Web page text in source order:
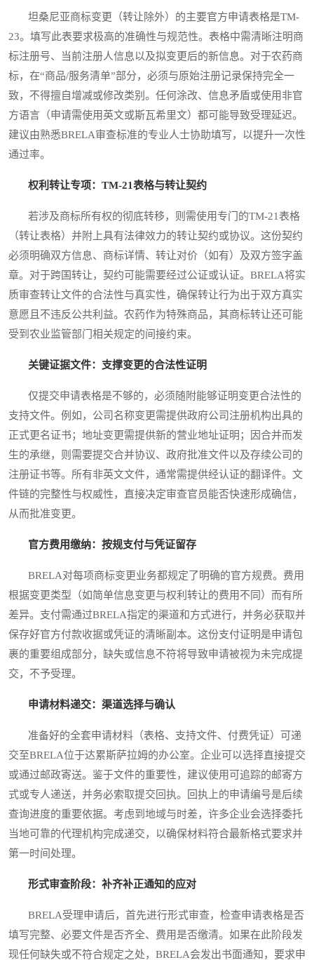
坦桑尼亚商标变更（转让除外）的主要官方申请表格是TM-
23。填写此表要求极高的准确性与规范性。表格中需清晰注明商
标注册号、当前注册人信息以及拟变更后的新信息。对于农药商
标，在“商品/服务清单”部分，必须与原始注册记录保持完全一
致，不得擅自增减或修改类别。任何涂改、信息矛盾或使用非官
方语言（申请需使用英文或斯瓦希里文）都可能导致受理延迟。
建议由熟悉BRELA审查标准的专业人士协助填写，以提升一次性
通过率。
权利转让专项：TM-21表格与转让契约
若涉及商标所有权的彻底转移，则需使用专门的TM-21表格
（转让表格）并附上具有法律效力的转让契约或协议。这份契约
必须明确双方信息、商标详情、转让对价（如有）及双方签字盖
章。对于跨国转让，契约可能需要经过公证或认证。BRELA将实
质审查转让文件的合法性与真实性，确保转让行为出于双方真实
意愿且不违反公共利益。农药作为特殊商品，其商标转让还可能
受到农业监管部门相关规定的间接约束。
关键证据文件：支撑变更的合法性证明
仅提交申请表格是不够的，必须随附能够证明变更合法性的
支持文件。例如，公司名称变更需提供政府公司注册机构出具的
正式更名证书；地址变更需提供新的营业地址证明；因合并而发
生的承继，则需要提交合并协议、政府批准文件以及存续公司的
注册证书等。所有非英文文件，通常需提供经认证的翻译件。文
件链的完整性与权威性，直接决定审查官员能否快速形成确信，
从而批准变更。
官方费用缴纳：按规支付与凭证留存
BRELA对每项商标变更业务都规定了明确的官方规费。费用
根据变更类型（如简单信息变更与权利转让的费用不同）而有所
差异。支付需通过BRELA指定的渠道和方式进行，并务必获取并
保存好官方付款收据或凭证的清晰副本。这份支付证明是申请包
裹的重要组成部分，缺失或信息不符将导致申请被视为未完成提
交，不予受理。
申请材料递交：渠道选择与确认
准备好的全套申请材料（表格、支持文件、付费凭证）可递
交至BRELA位于达累斯萨拉姆的办公室。企业可以选择直接提交
或通过邮政寄送。鉴于文件的重要性，建议使用可追踪的邮寄方
式或专人递送，并务必索取提交回执。回执上的申请编号是后续
查询进度的重要依据。考虑到地域与时差，许多企业会选择委托
当地可靠的代理机构完成递交，以确保材料符合最新格式要求并
第一时间处理。
形式审查阶段：补齐补正通知的应对
BRELA受理申请后，首先进行形式审查，检查申请表格是否
填写完整、必要文件是否齐全、费用是否缴清。如果在此阶段发
现任何缺失或不符合规定之处，BRELA会发出书面通知，要求申